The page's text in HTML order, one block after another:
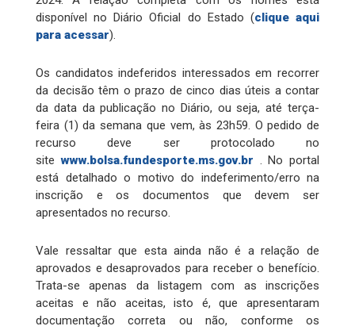
disponível no Diário Oficial do Estado (clique aqui
para acessar).
Os candidatos indeferidos interessados em recorrer
da decisão têm o prazo de cinco dias úteis a contar
da data da publicação no Diário, ou seja, até terça-
feira (1) da semana que vem, às 23h59. O pedido de
recurso deve ser protocolado no
sitewww.bolsa.fundesporte.ms.gov.br . No portal
está detalhado o motivo do indeferimento/erro na
inscrição e os documentos que devem ser
apresentados no recurso.
Vale ressaltar que esta ainda não é a relação de
aprovados e desaprovados para receber o benefício.
Trata-se apenas da listagem com as inscrições
aceitas e não aceitas, isto é, que apresentaram
documentação correta ou não, conforme os